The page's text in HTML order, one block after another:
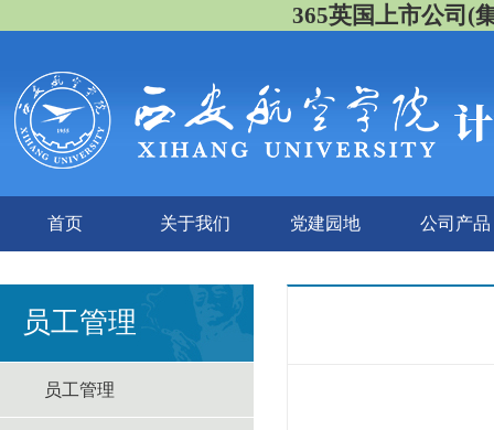
365英国上市公司(
首页 关于我们 党建园地 公司产品
员工管理
员工管理